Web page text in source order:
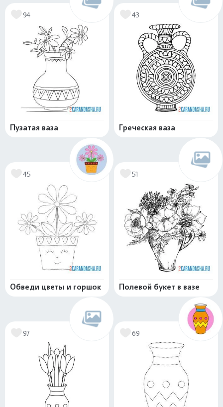
94
Пузатая ваза
43
Греческая ваза
45
Обведи цветы и горшок
51
Полевой букет в вазе
97 69